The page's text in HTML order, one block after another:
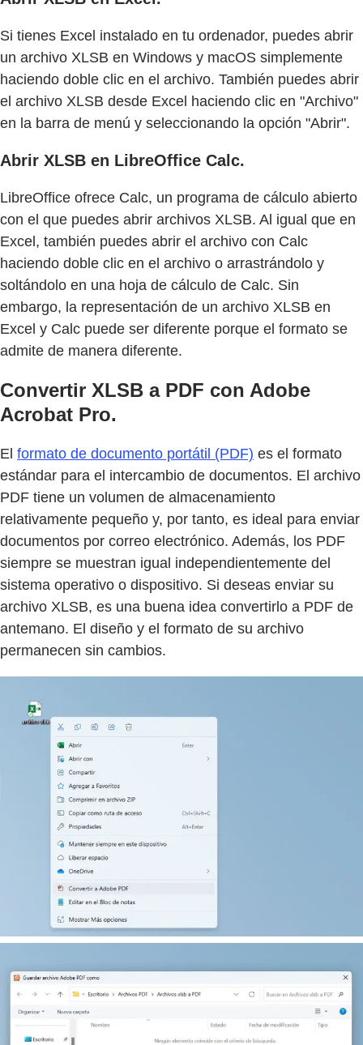
Si tienes Excel instalado en tu ordenador, puedes abrir
un archivo XLSB en Windows y macOS simplemente
haciendo doble clic en el archivo. También puedes abrir
el archivo XLSB desde Excel haciendo clic en "Archivo"
en la barra de menú y seleccionando la opción "Abrir".
Abrir XLSB en LibreOffice Calc.
LibreOffice ofrece Calc, un programa de cálculo abierto
con el que puedes abrir archivos XLSB. Al igual que en
Excel, también puedes abrir el archivo con Calc
haciendo doble clic en el archivo o arrastrándolo y
soltándolo en una hoja de cálculo de Calc. Sin
embargo, la representación de un archivo XLSB en
Excel y Calc puede ser diferente porque el formato se
admite de manera diferente.
Convertir XLSB a PDF con Adobe
Acrobat Pro.
El formato de documento portátil (PDF) es el formato
estándar para el intercambio de documentos. El archivo
PDF tiene un volumen de almacenamiento
relativamente pequeño y, por tanto, es ideal para enviar
documentos por correo electrónico. Además, los PDF
siempre se muestran igual independientemente del
sistema operativo o dispositivo. Si deseas enviar su
archivo XLSB, es una buena idea convertirlo a PDF de
antemano. El diseño y el formato de su archivo
permanecen sin cambios.